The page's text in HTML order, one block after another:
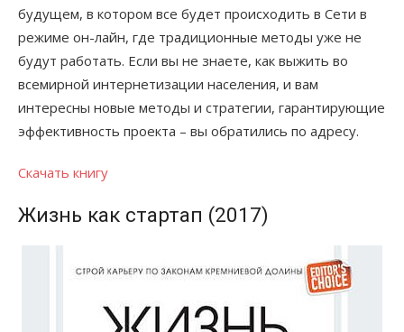
будущем, в котором все будет происходить в Сети в
режиме он-лайн, где традиционные методы уже не
будут работать. Если вы не знаете, как выжить во
всемирной интернетизации населения, и вам
интересны новые методы и стратегии, гарантирующие
эффективность проекта – вы обратились по адресу.
Скачать книгу
Жизнь как стартап (2017)